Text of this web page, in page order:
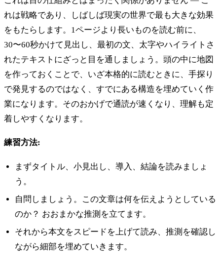
れは戦略であり、しばしば現実の世界で最も大きな効果
をもたらします。1ページより長いものを読む前に、
30〜60秒かけて見出し、最初の文、太字やハイライトさ
れたテキストにざっと目を通しましょう。頭の中に地図
を作っておくことで、いざ本格的に読むときに、手探り
で発見するのではなく、すでにある構造を埋めていく作
業になります。そのおかげで通読が速くなり、理解も定
着しやすくなります。
練習方法:
まずタイトル、小見出し、導入、結論を読みましょ
う。
自問しましょう。この文章は何を伝えようとしている
のか？ おおまかな推測を立てます。
それから本文をスピードを上げて読み、推測を確認し
ながら細部を埋めていきます。